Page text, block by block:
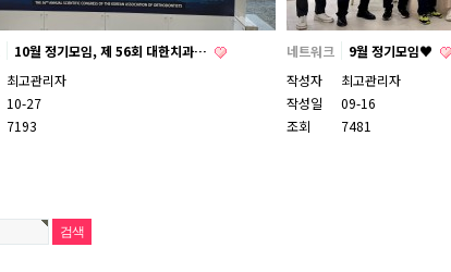
10월 정기모임, 제 56회 대한치과…
최고관리자
10-27
7193
네트워크
9월 정기모임♥
작성자
최고관리자
작성일
09-16
조회
7481